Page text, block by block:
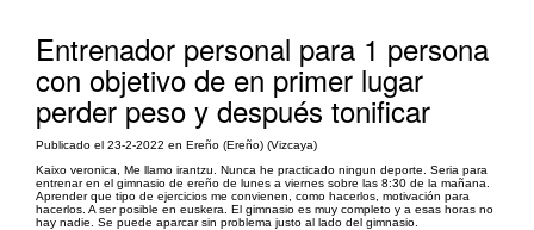
Entrenador personal para 1 persona
con objetivo de en primer lugar
perder peso y después tonificar
Publicado el 23-2-2022 en Ereño (Ereño) (Vizcaya)
Kaixo veronica, Me llamo irantzu. Nunca he practicado ningun deporte. Seria para
entrenar en el gimnasio de ereño de lunes a viernes sobre las 8:30 de la mañana.
Aprender que tipo de ejercicios me convienen, como hacerlos, motivación para
hacerlos. A ser posible en euskera. El gimnasio es muy completo y a esas horas no
hay nadie. Se puede aparcar sin problema justo al lado del gimnasio.